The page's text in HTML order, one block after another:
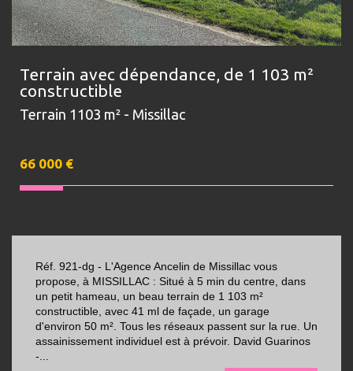
Terrain avec dépendance, de 1 103 m²
constructible
Terrain 1103 m² - Missillac
66 000 €
Réf. 921-dg - L'Agence Ancelin de Missillac vous
propose, à MISSILLAC : Situé à 5 min du centre, dans
un petit hameau, un beau terrain de 1 103 m²
constructible, avec 41 ml de façade, un garage
d'environ 50 m². Tous les réseaux passent sur la rue. Un
assainissement individuel est à prévoir. David Guarinos
-...